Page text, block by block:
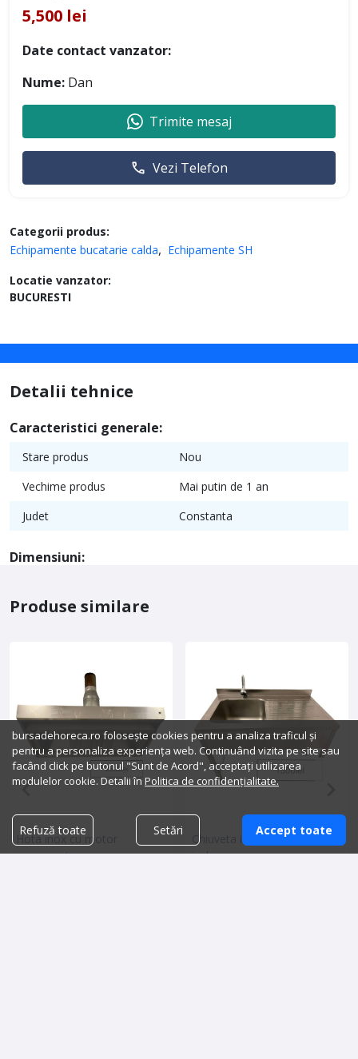
Categorii produs:
Echipamente bucatarie calda
Echipamente SH
Locatie vanzator:
BUCURESTI
5,500 lei
Date contact vanzator:
Nume: Dan
Trimite mesaj
Vezi Telefon
Detalii tehnice
Caracteristici generale:
Stare produs
Nou
Vechime produs
Mai putin de 1 an
Judet
Constanta
Dimensiuni:
Produse similare
Hota inox cu motor
incorporat
Chiuveta inox cu baterie
inclusa
bursadehoreca.ro folosește cookies pentru a analiza traficul și
pentru a personaliza experiența web. Continuând vizita pe site sau
facând click pe butonul "Sunt de Acord", acceptați utilizarea
modulelor cookie. Detalii în Politica de confidențialitate.
Refuză toate Setări Accept toate